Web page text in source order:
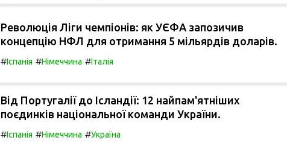
Революція Ліги чемпіонів: як УЄФА запозичив
концепцію НФЛ для отримання 5 мільярдів доларів.
#Іспанія #Німеччина #Італія
Від Португалії до Ісландії: 12 найпам'ятніших
поєдинків національної команди України.
#Іспанія #Німеччина #Україна